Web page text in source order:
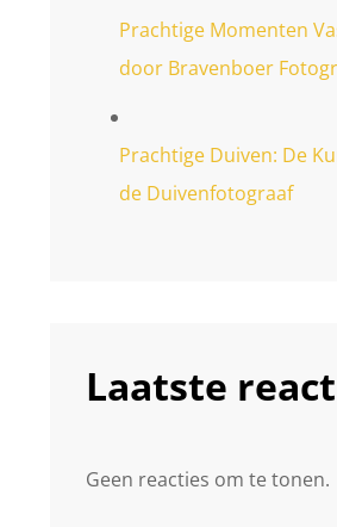
Prachtige Momenten
door Bravenboer
Prachtige Duiven: De
de Duivenfotograaf
Laatste
Geen reacties om te tonen.